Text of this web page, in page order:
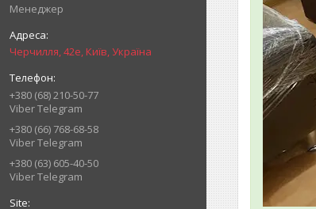
Менеджер
Черчилля, 42е, Київ, Україна
+380 (68) 210-50-77
Viber Telegram
+380 (66) 768-68-58
Viber Telegram
+380 (63) 605-40-50
Viber Telegram